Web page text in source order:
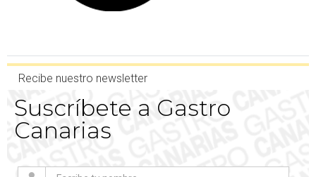
Recibe nuestro newsletter
Suscríbete a Gastro
Canarias